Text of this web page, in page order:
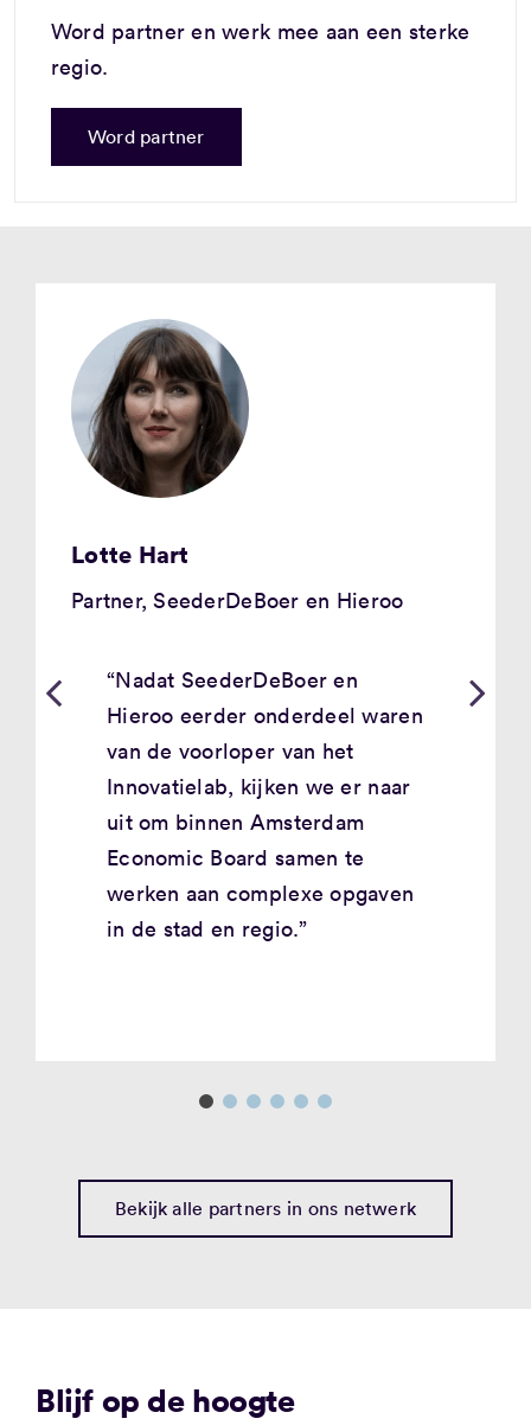
Word partner en werk mee aan een sterke
regio.
Word partner
Lotte Hart
Partner, SeederDeBoer en Hieroo
“Nadat SeederDeBoer en
Hieroo eerder onderdeel waren
van de voorloper van het
Innovatielab, kijken we er naar
uit om binnen Amsterdam
Economic Board samen te
werken aan complexe opgaven
in de stad en regio.”
Bekijk alle partners in ons netwerk
Blijf op de hoogte